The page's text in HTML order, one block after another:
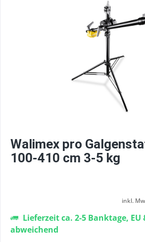
Walimex pro
100-410 cm 3-5 kg
inkl.
Lieferzeit ca. 2-5 Banktage, EU
abweichend